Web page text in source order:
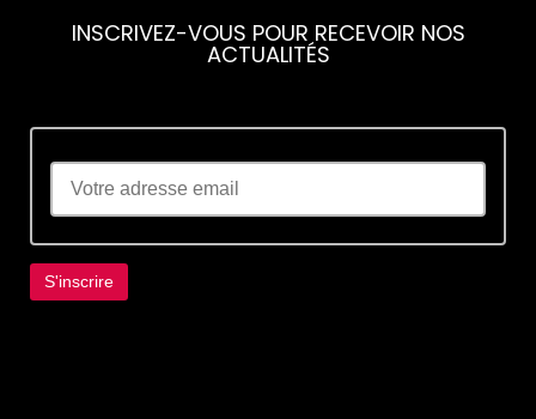
INSCRIVEZ-VOUS POUR RECEVOIR NOS
ACTUALITÉS